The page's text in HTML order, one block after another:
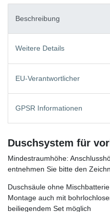
Beschreibung
Weitere Details
EU-Verantwortlicher
GPSR Informationen
Duschsystem für
Mindestraumhöhe:
entnehmen Sie bitte den
Duschsäule ohne
Montage auch mit
beiliegendem Set möglich